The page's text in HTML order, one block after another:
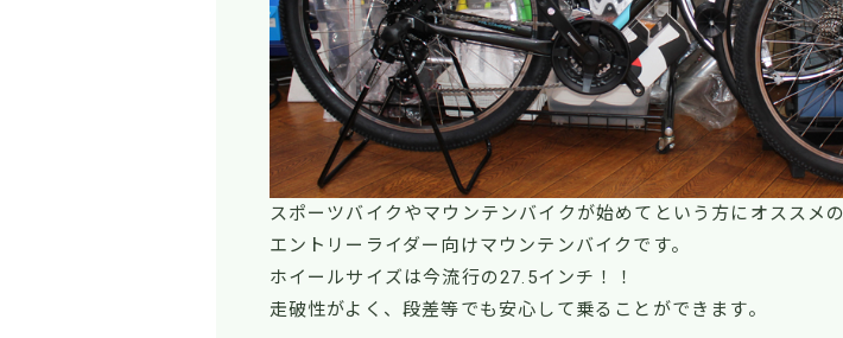
スポーツバイクやマウンテンバイクが始めてという方にオススメの
エントリーライダー向けマウンテンバイクです。
ホイールサイズは今流行の27.5インチ！！
走破性がよく、段差等でも安心して乗ることができます。